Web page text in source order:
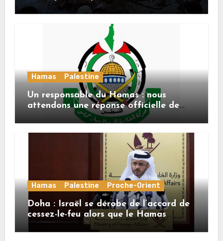
«décapitation»
Hamas Palestine
Un responsable du Hamas : nous
attendons une réponse officielle de
Mladenov concernant la feuille de
route de la deuxième phase de l’accord
Hamas Palestine Proche-Orient
Doha : Israël se dérobe de l’accord de
cessez-le-feu alors que le Hamas
honore ses engagements